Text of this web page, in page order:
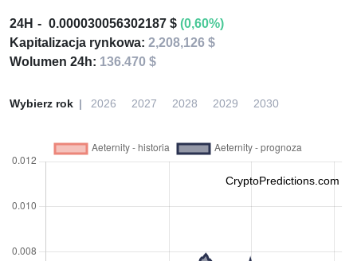
24H 0.000030056302187 $ (0,60%)
Kapitalizacja rynkowa: 2,208,126 $
Wolumen 24h: 136.470 $
Wybierz rok 2026 2027 2028 2029 2030
CryptoPredictions.com